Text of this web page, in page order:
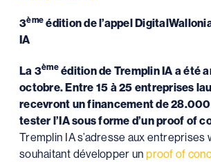
3ème édition de l’appel
IA
La 3èmeédition de Tremplin IA a été
octobre. Entre 15 à 25 entreprises
recevront un financement de
tester l’IA sous forme d’un proof of
Tremplin IA s’adresse aux entreprises
souhaitant développer unproof of